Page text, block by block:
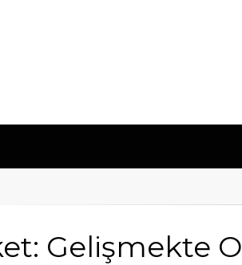
Gelişmekte